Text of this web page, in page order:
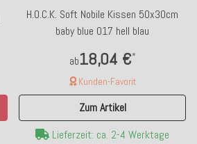
H.O.C.K. Soft Nobile Kissen 50x30cm
baby blue 017 hell blau
ab18,04 €*
Kunden-Favorit
Zum Artikel
Lieferzeit: ca. 2-4 Werktage